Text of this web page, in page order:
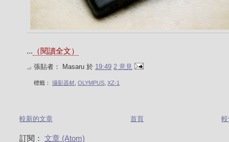
... （閱讀全文）
張貼者： Masaru 於 19:49 2 意見
標籤： 攝影器材 OLYMPUS XZ-1
較新的文章 首頁
訂閱： 文章 (Atom)